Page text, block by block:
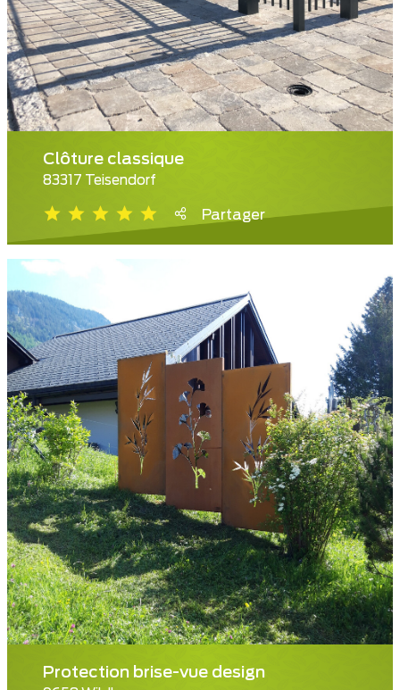
Clôture classique
83317 Teisendorf
Partager
Protection brise-vue design